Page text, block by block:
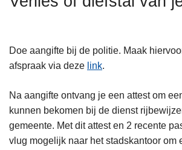
Doe aangifte bij de politie. Maak
afspraak via deze link.
Na aangifte ontvang je een attest om
kunnen bekomen bij de dienst
gemeente. Met dit attest en 2 recente
vlug mogelijk naar het stadskantoor om